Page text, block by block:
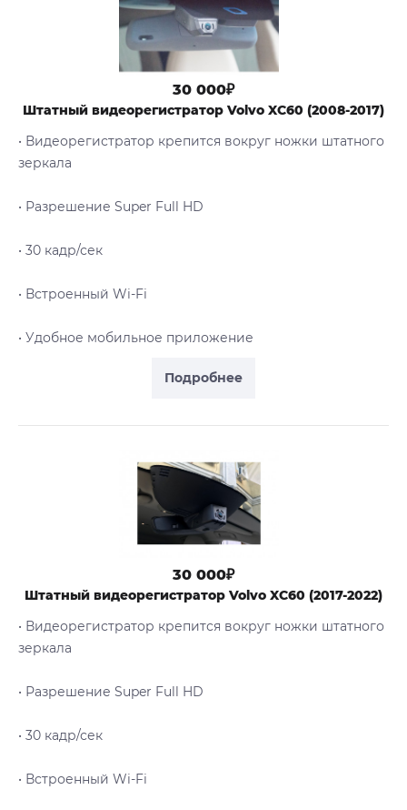
Подробнее
30 000₽
Штатный видеорегистратор Volvo XC60 (2008-2017)
• Видеорегистратор крепится вокруг ножки штатного
зеркала
• Разрешение Super Full HD
• 30 кадр/сек
• Встроенный Wi-Fi
• Удобное мобильное приложение
30 000₽
Штатный видеорегистратор Volvo XC60 (2017-2022)
• Видеорегистратор крепится вокруг ножки штатного
зеркала
• Разрешение Super Full HD
• 30 кадр/сек
• Встроенный Wi-Fi